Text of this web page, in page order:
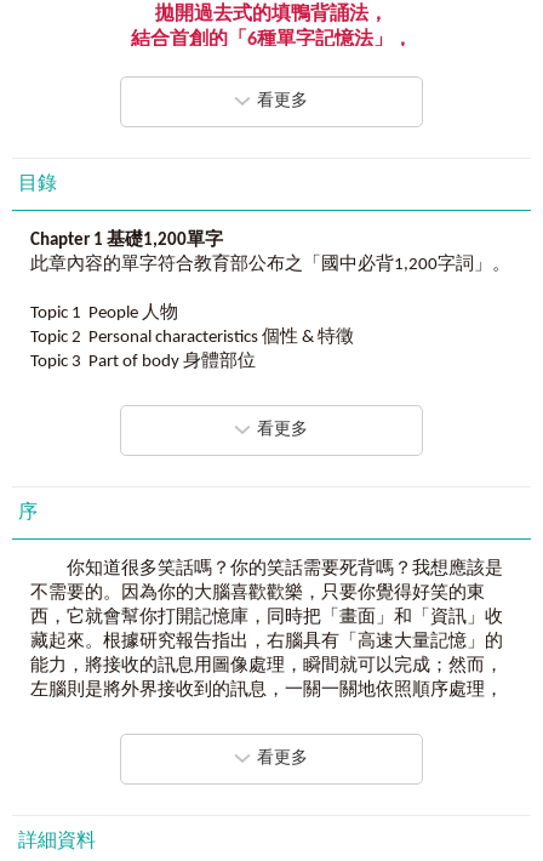
拋開過去式的填鴨背誦法，
結合首創的「 6種單字記憶法」，
左右腦全圖解學習法＋6種單字記憶法
=馬上提升英文字彙量！
種單字記憶法：
同字首：heavy 重的←(首)→head 頭
同字尾：park公園←(尾)→dark
op商店←(近)→ship船
星期四←(音)→th
irl 女孩←(母)→bird 鳥
利用左腦控制語言、思考及推理，右腦處理圖像的特性，全
住2,000個單字，進而至20,000個單字。
【本書完全適用】
本書單字以教育部審核通過之「2,000字參考常用字彙」為依
據，並符合教育部公佈之「十二年國民基本教育課程綱要 國
民中小學暨普通型高級中等學校參考字彙表」。適合英語程
度初／中級者以及國中小學學生／家長，程度適用於全民英
看更多
目錄
Chapter 1 基礎1,200單字
此章內容的單字符合教育部公布之「國中必背1,200字詞」。
Topic 1 People 人物
Topic 2 Personal characteristics 個性 & 特徵
Topic 3 Part of body 身體部位
Topic 5 Form of address 稱謂
Topic 7 Numbers 數字
Topic 9 Money 貨幣
Topic 11 Tableware 餐具
Topic 12 Clothing & accessories 服裝 & 飾品
Topic 13 Color 顏色
Topic 14 Sports, interests & hobbies 運動、休閒 & 嗜好
Topic 15 Houses & apartments 住宅 & 公寓
Topic 16 School 校園
Topic 17 Places & locations 地點 & 位置
Topic 19 Sizes & measurements 尺寸 & 測量
Topic 23 Occupations 職業
看更多
序
你知道很多笑話嗎？你的笑話需要死背嗎？我想應該是
不需要的。因為你的大腦喜歡歡樂，只要你覺得好笑的東
西，它就會幫你打開記憶庫，同時把「畫面」和「資訊」收
藏起來。根據研究報告指出，右腦具有「高速大量記憶」的
能力，將接收的訊息用圖像處理，瞬間就可以完成；然而，
左腦則是將外界接收到的訊息，一關一關地依照順序處理，
腦全圖解背2,000單字【虛擬點讀筆版】》啟發左腦與右腦的
學習潛能，藉由左腦對文字整合的能力及右腦圖象式思考的
模式，讓讀者能加深對每一個單字的深刻印象。
每一個新的單字就如同一位陌生人，當你用CIA（美國中
看更多
詳細資料